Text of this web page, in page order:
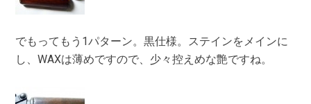
でもってもう1パターン。黒仕様。ステインをメインに
し、WAXは薄めですので、少々控えめな艶ですね。